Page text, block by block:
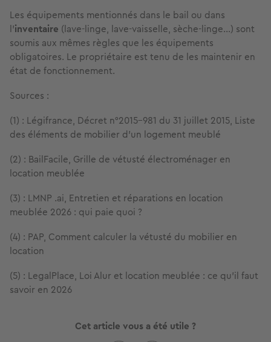
Les équipements mentionnés dans le bail ou dans
l'inventaire (lave-linge, lave-vaisselle, sèche-linge...) sont
soumis aux mêmes règles que les équipements
obligatoires. Le propriétaire est tenu de les maintenir en
état de fonctionnement.
Sources :
(1) : Légifrance, Décret n°2015-981 du 31 juillet 2015, Liste
des éléments de mobilier d'un logement meublé
(2) : BailFacile, Grille de vétusté électroménager en
location meublée
(3) : LMNP .ai, Entretien et réparations en location
meublée 2026 : qui paie quoi ?
(4) : PAP, Comment calculer la vétusté du mobilier en
location
(5) : LegalPlace, Loi Alur et location meublée : ce qu'il faut
savoir en 2026
Cet article vous a été utile ?